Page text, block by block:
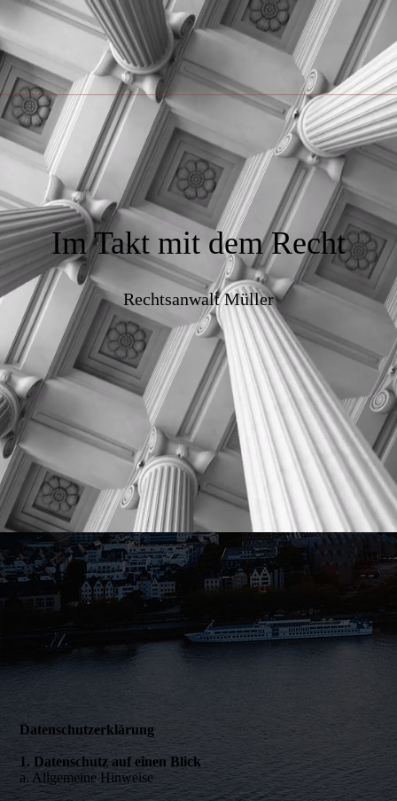
Im Takt mit dem Recht
Rechtsanwalt Müller
Datenschutzerklärung
1. Datenschutz auf einen Blick
a. Allgemeine Hinweise